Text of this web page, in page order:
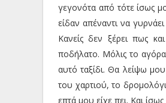
γεγονότα από τότε ίσως
είδαν απέναντι να
Κανείς δεν ξέρει πως
ποδήλατο. Μόλις το
αυτό ταξίδι. Θα λείψω
του χαρτιού, το
επτά μου είχε πει. Και